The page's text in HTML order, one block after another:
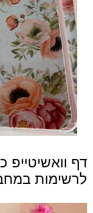
דף וואשיטייפ
לרשימות